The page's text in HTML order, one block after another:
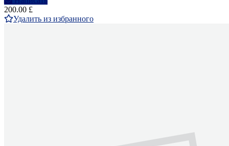
200.00 £
Удалить из избранного